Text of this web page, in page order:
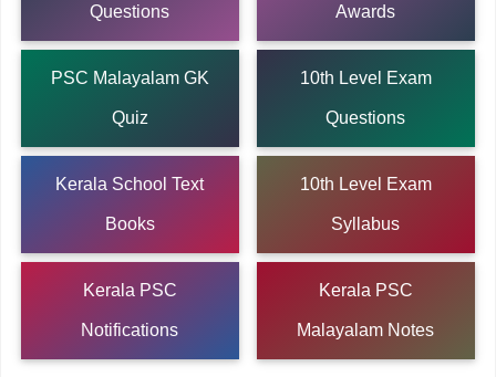
Questions Awards
PSC Malayalam GK
Quiz
10th Level Exam
Questions
Kerala School Text
Books
10th Level Exam
Syllabus
Kerala PSC
Notifications
Kerala PSC
Malayalam Notes